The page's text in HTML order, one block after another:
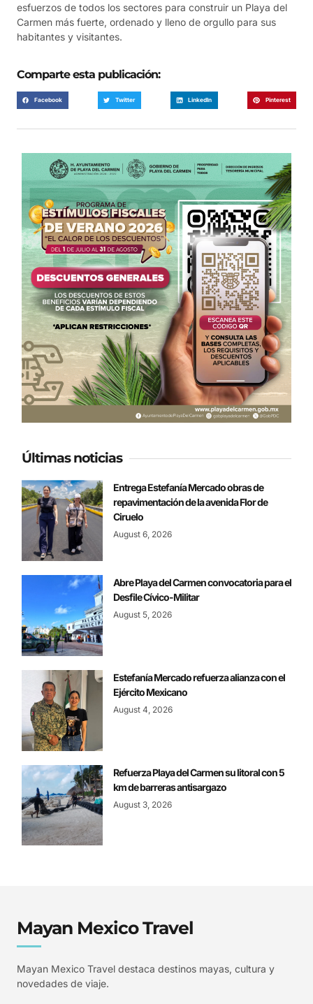
esfuerzos de todos los sectores para construir un Playa del
Carmen más fuerte, ordenado y lleno de orgullo para sus
habitantes y visitantes.
Comparte esta publicación:
Facebook Twitter LinkedIn Pinterest
Últimas noticias
Entrega Estefanía Mercado obras de
repavimentación de la avenida Flor de
Ciruelo
August 6, 2026
Abre Playa del Carmen convocatoria para el
Desfile Cívico-Militar
August 5, 2026
Estefanía Mercado refuerza alianza con el
Ejército Mexicano
August 4, 2026
Refuerza Playa del Carmen su litoral con 5
km de barreras antisargazo
August 3, 2026
Mayan Mexico Travel
Mayan Mexico Travel destaca destinos mayas, cultura y
novedades de viaje.